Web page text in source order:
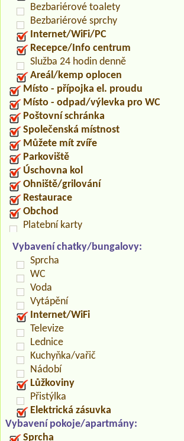
Bezbariérové toalety
Bezbariérové sprchy
Internet/WiFi/PC
Recepce/Info centrum
Služba 24 hodin denně
Areál/kemp oplocen
Místo - přípojka el. proudu
Místo - odpad/výlevka pro WC
Poštovní schránka
Společenská místnost
Můžete mít zvíře
Parkoviště
Úschovna kol
Ohniště/grilování
Restaurace
Obchod
Platební karty
Vybavení chatky/bungalovy:
Sprcha
WC
Voda
Vytápění
Internet/WiFi
Televize
Lednice
Kuchyňka/vařič
Nádobí
Lůžkoviny
Přistýlka
Elektrická zásuvka
Vybavení pokoje/apartmány:
Sprcha